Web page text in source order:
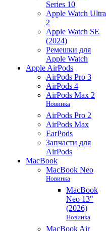
Series 10
Apple Watch Ultra
2
Apple Watch SE
(2024)
Ремешки для
Apple Watch
Apple AirPods
AirPods Pro 3
AirPods 4
AirPods Max 2
Новинка
AirPods Pro 2
AirPods Max
EarPods
Запчасти для
AirPods
MacBook
MacBook Neo
Новинка
MacBook
Neo 13"
(2026)
Новинка
MacBook Air